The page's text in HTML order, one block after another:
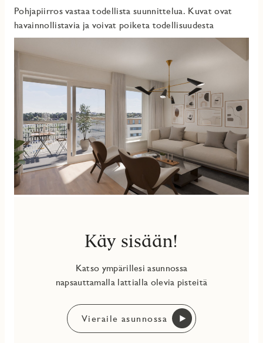
Pohjapiirros vastaa todellista suunnittelua. Kuvat ovat
havainnollistavia ja voivat poiketa todellisuudesta
Käy sisään!
Katso ympärillesi asunnossa
napsauttamalla lattialla olevia pisteitä
Vieraile asunnossa